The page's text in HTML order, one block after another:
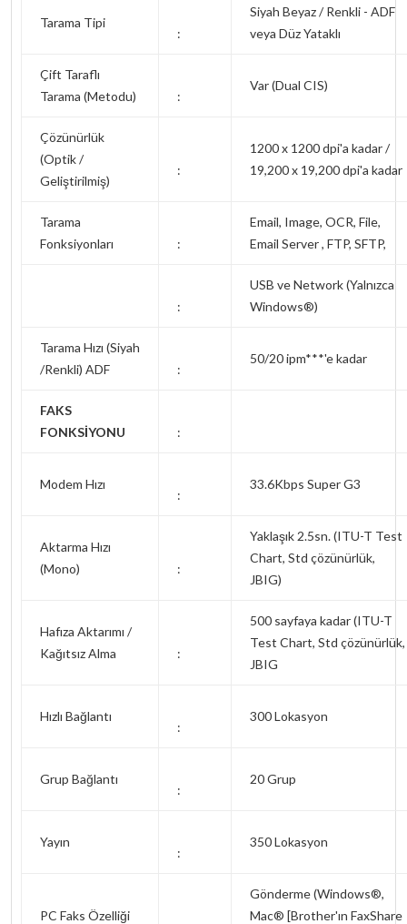
Tarama Tipi
:
Siyah Beyaz / Renkli - ADF
veya Düz Yataklı
Çift Taraflı
Tarama (Metodu)
:
Var (Dual CIS)
Çözünürlük
(Optik /
Geliştirilmiş)
:
1200 x 1200 dpi'a kadar /
19,200 x 19,200 dpi'a kadar
Tarama
Fonksiyonları
:
Email, Image, OCR, File,
Email Server , FTP, SFTP,
:
USB ve Network (Yalnızca
Windows®)
Tarama Hızı (Siyah
/Renkli) ADF
:
50/20 ipm***'e kadar
FAKS
FONKSİYONU
:
Modem Hızı
:
33.6Kbps Super G3
Aktarma Hızı
(Mono)
:
Yaklaşık 2.5sn. (ITU-T Test
Chart, Std çözünürlük,
JBIG)
Hafıza Aktarımı /
Kağıtsız Alma
:
500 sayfaya kadar (ITU-T
Test Chart, Std çözünürlük,
JBIG
Hızlı Bağlantı
:
300 Lokasyon
Grup Bağlantı
:
20 Grup
Yayın
:
350 Lokasyon
PC Faks Özelliği
Gönderme (Windows®,
Mac® [Brother'ın FaxShare